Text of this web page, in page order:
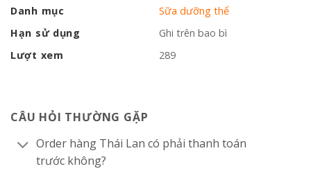
Danh mục
Sữa dưỡng thể
Hạn sử dụng
Ghi trên bao bì
Lượt xem
289
CÂU HỎI THƯỜNG GẶP
Order hàng Thái Lan có phải thanh toán
trước không?